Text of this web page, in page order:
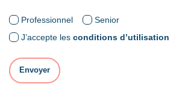
Professionnel
Senior
J’accepte les conditions d’utilisation